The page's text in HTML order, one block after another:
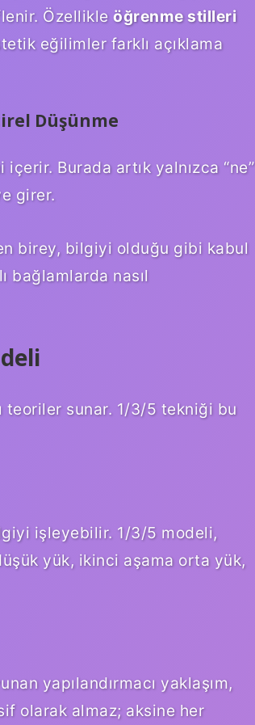
Özellikle öğrenme stilleri
eğilimler farklı açıklama
Düşünme
Burada artık yalnızca “ne”
girer.
birey, bilgiyi olduğu gibi kabul
bağlamlarda nasıl
teoriler sunar. 1/3/5 tekniği bu
işleyebilir. 1/3/5 modeli,
yük, ikinci aşama orta yük,
yapılandırmacı yaklaşım,
olarak almaz; aksine her